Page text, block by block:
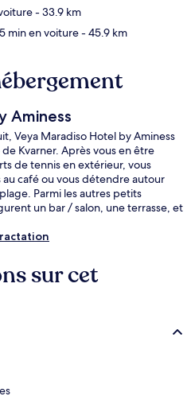
- 33.9 km
min en voiture- 45.9 km
Aminess
Veya Maradiso Hotel by Aminess
Kvarner. Après vous en être
de tennis en extérieur, vous
café ou vous détendre autour
Parmi les autres petits
un bar / salon, une terrasse, et
sur cet